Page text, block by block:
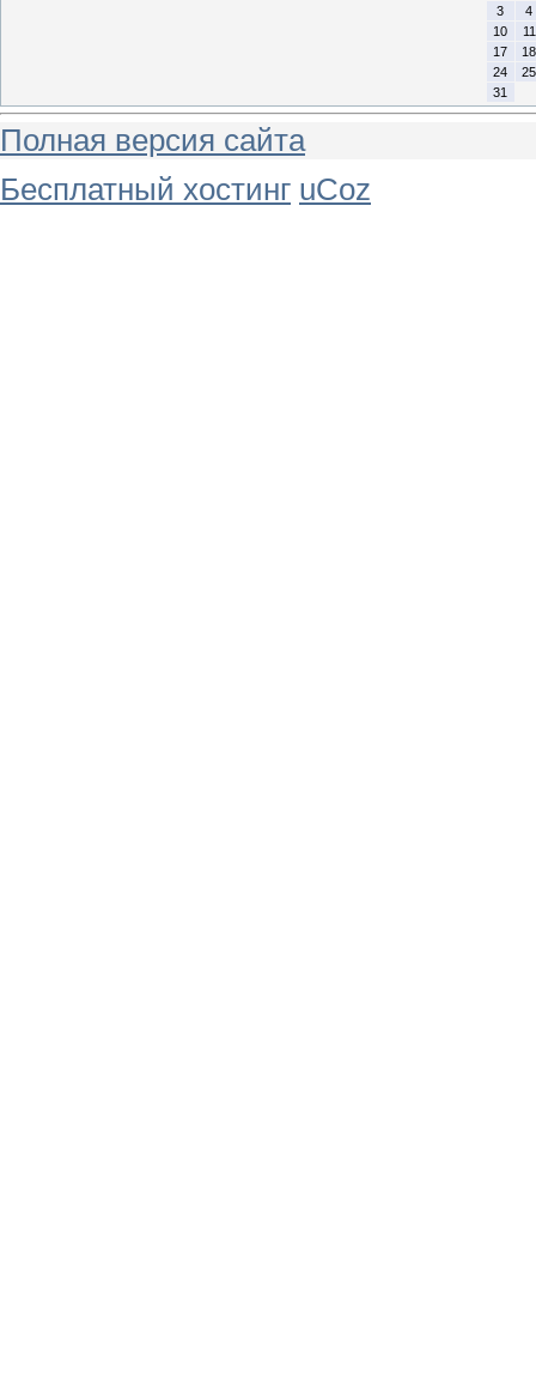
3
4
10
11
17
18
24
25
31
Полная версия сайта
Бесплатный хостинг uCoz